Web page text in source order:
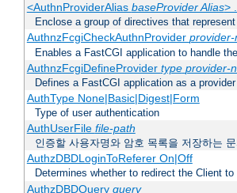
<AuthnProviderAlias baseProvider Alias>
Enclose a group of directives that
AuthnzFcgiCheckAuthnProvider provider-
Enables a FastCGI application to handle
AuthnzFcgiDefineProvider type provider-
Defines a FastCGI application as a
AuthType None|Basic|Digest|Form
Type of user authentication
AuthUserFile file-path
인증할 사용자명와 암호 목록을 저장하는
AuthzDBDLoginToReferer On|Off
Determines whether to redirect the Client
AuthzDBDQuery query